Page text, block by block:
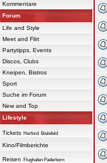
Kommentare
Forum
Life and Style
Meet and Flirt
Partytipps, Events
Discos, Clubs
Kneipen, Bistros
Sport
Suche im Forum
New and Top
Lifestyle
Tickets Herford Bielefeld
Kino/Filmberichte
Reisen Flughafen Paderborn